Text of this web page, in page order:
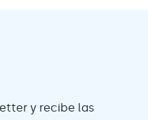
y recibe las